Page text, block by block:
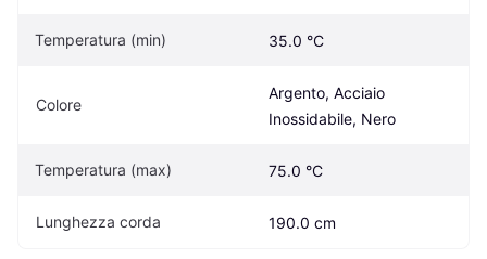
Temperatura (min) 35.0 °C
Colore
Argento, Acciaio
Inossidabile, Nero
Temperatura (max) 75.0 °C
Lunghezza corda 190.0 cm